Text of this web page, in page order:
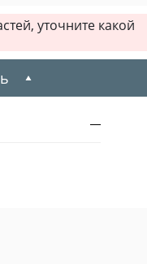
уточните какой